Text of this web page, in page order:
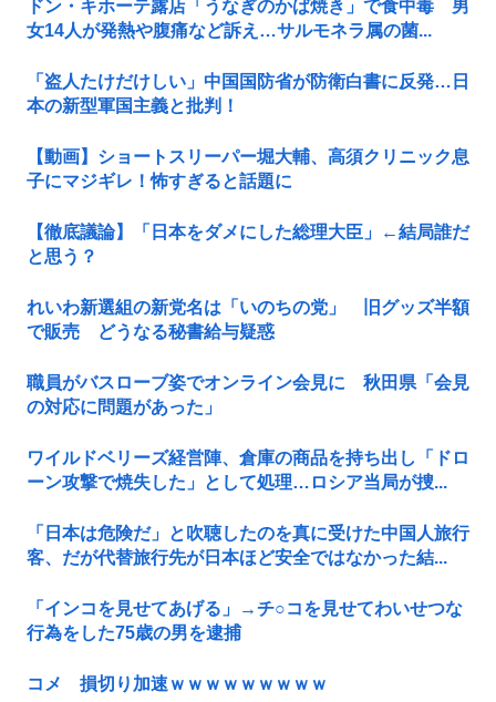
ドン・キホーテ露店「うなぎのかば焼き」で食中毒 男
女14人が発熱や腹痛など訴え…サルモネラ属の菌...
「盗人たけだけしい」中国国防省が防衛白書に反発…日
本の新型軍国主義と批判！
【動画】ショートスリーパー堀大輔、高須クリニック息
子にマジギレ！怖すぎると話題に
【徹底議論】「日本をダメにした総理大臣」←結局誰だ
と思う？
れいわ新選組の新党名は「いのちの党」 旧グッズ半額
で販売 どうなる秘書給与疑惑
職員がバスローブ姿でオンライン会見に 秋田県「会見
の対応に問題があった」
ワイルドベリーズ経営陣、倉庫の商品を持ち出し「ドロ
ーン攻撃で焼失した」として処理…ロシア当局が捜...
「日本は危険だ」と吹聴したのを真に受けた中国人旅行
客、だが代替旅行先が日本ほど安全ではなかった結...
「インコを見せてあげる」→チ○コを見せてわいせつな
行為をした75歳の男を逮捕
コメ 損切り加速ｗｗｗｗｗｗｗｗｗ